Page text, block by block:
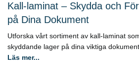
Kall-laminat – Skydda och
på Dina Dokument
Utforska vårt sortiment av kall-laminat
skyddande lager på dina viktiga dokument.
Läs mer...